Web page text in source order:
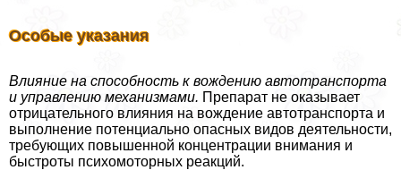
Особые указания
Влияние на способность к вождению автотрaнcпорта
и управлению механизмами. Препарат не оказывает
отрицательного влияния на вождение автотрaнcпорта и
выполнение потенциально опасных видов деятельности,
требующих повышенной концентрации внимания и
быстроты психомоторных реакций.